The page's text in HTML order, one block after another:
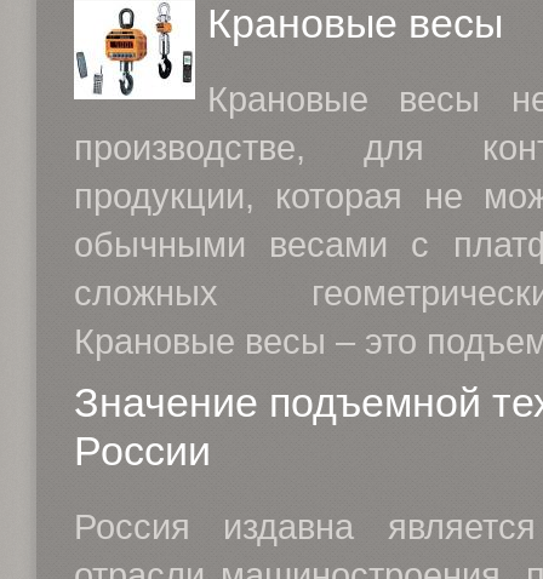
Крановые весы
Крановые весы
производстве, для
продукции, которая не
обычными весами с
сложных
Крановые весы – это
Значение подъемной
России
Россия издавна